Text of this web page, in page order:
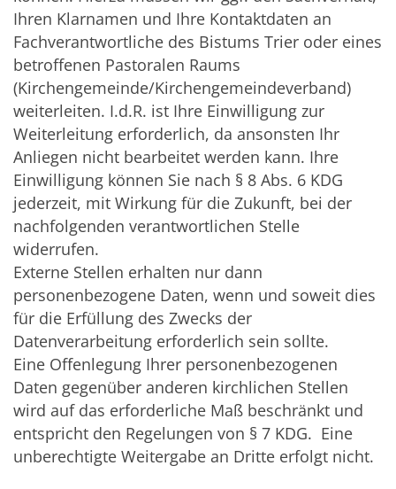
Ihren Klarnamen und Ihre Kontaktdaten an
Fachverantwortliche des Bistums Trier oder eines
betroffenen Pastoralen Raums
(Kirchengemeinde/Kirchengemeindeverband)
weiterleiten. I.d.R. ist Ihre Einwilligung zur
Weiterleitung erforderlich, da ansonsten Ihr
Anliegen nicht bearbeitet werden kann. Ihre
Einwilligung können Sie nach § 8 Abs. 6 KDG
jederzeit, mit Wirkung für die Zukunft, bei der
nachfolgenden verantwortlichen Stelle
widerrufen.
Externe Stellen erhalten nur dann
personenbezogene Daten, wenn und soweit dies
für die Erfüllung des Zwecks der
Datenverarbeitung erforderlich sein sollte.
Eine Offenlegung Ihrer personenbezogenen
Daten gegenüber anderen kirchlichen Stellen
wird auf das erforderliche Maß beschränkt und
entspricht den Regelungen von § 7 KDG. Eine
unberechtigte Weitergabe an Dritte erfolgt nicht.